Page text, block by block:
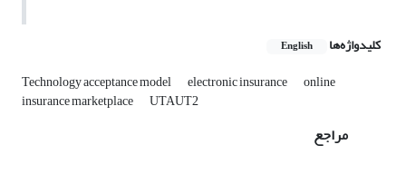
کلیدواژه‌ها English
Technology acceptance model electronic insurance online
insurance marketplace UTAUT2
مراجع